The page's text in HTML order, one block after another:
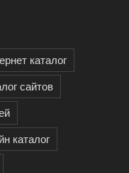
каталог
сайтов
каталог